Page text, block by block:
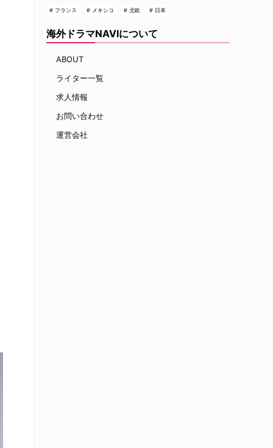
フランス メキシコ 北欧 日本
海外ドラマNAVIについて
ABOUT
ライター一覧
求人情報
お問い合わせ
運営会社